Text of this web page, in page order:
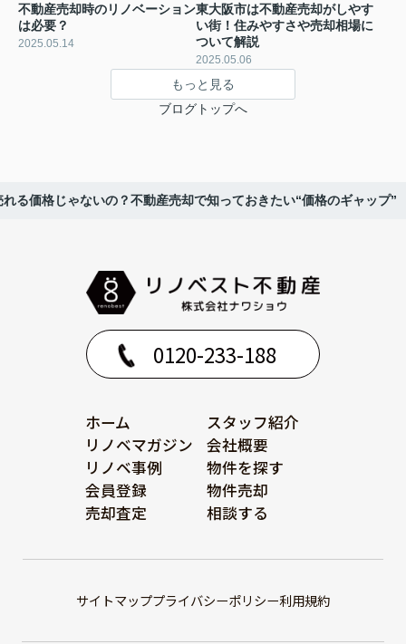
不動産売却時のリノベーション
は必要？
2025.05.14
東大阪市は不動産売却がしやす
い街！住みやすさや売却相場に
ついて解説
2025.05.06
もっと見る
ブログトップへ
る価格じゃないの？不動産売却で知っておきたい“価格のギャップ”
0120-233-188
ホーム
スタッフ紹介
リノベマガジン
会社概要
リノベ事例
物件を探す
会員登録
物件売却
売却査定
相談する
サイトマッププライバシーポリシー利用規約